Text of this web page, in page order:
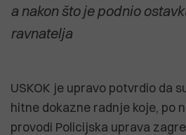
a nakon što je podnio
ravnatelja
USKOK je upravo potvrdio da
hitne dokazne radnje koje, po
provodi Policijska uprava